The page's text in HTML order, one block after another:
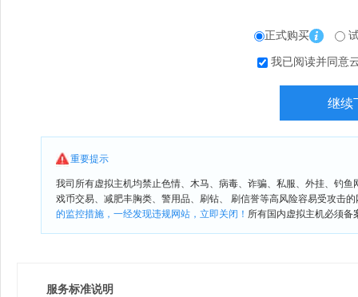
正式购买
我已阅读并同意
重要提示
我司所有虚拟主机均禁止色情、木马、病毒、诈骗、私服、外挂、钓
戏币交易、减肥丰胸类、警用品、刷钻、 刷信誉等高风险容易受攻击
的监控措施，一经发现违规网站，立即关闭！ 所有国内虚拟主机必须备
服务标准说明